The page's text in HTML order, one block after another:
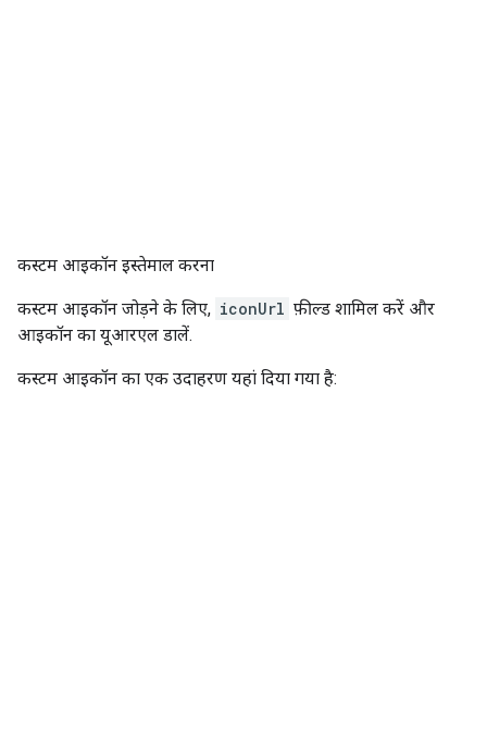
कस्टम आइकॉन इस्तेमाल करना
कस्टम आइकॉन जोड़ने के लिए, iconUrl फ़ील्ड शामिल करें और
आइकॉन का यूआरएल डालें.
कस्टम आइकॉन का एक उदाहरण यहां दिया गया है: